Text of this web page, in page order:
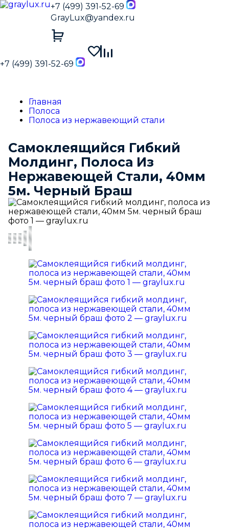
+7 (499) 391-52-69
GrayLux@yandex.ru
+7 (499) 391-52-69
Главная
Полоса
Полоса из нержавеющий стали
Самоклеящийся Гибкий
Молдинг, Полоса Из
Нержавеющей Стали, 40мм
5м. Черный Браш